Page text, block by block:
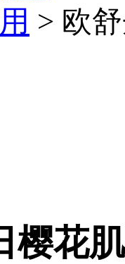
> 欧
樱花